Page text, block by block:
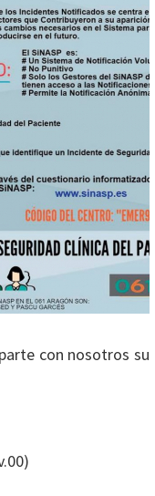
con nosotros su